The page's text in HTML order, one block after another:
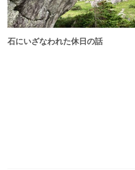
石にいざなわれた休日の話